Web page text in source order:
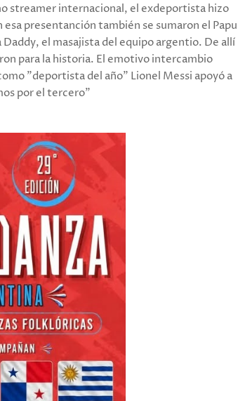
streamer internacional, el exdeportista hizo
presentanción también se sumaron el Papu
el masajista del equipo argentio. De allí
para la historia. El emotivo intercambio
"deportista del año" Lionel Messi apoyó a
por el tercero"